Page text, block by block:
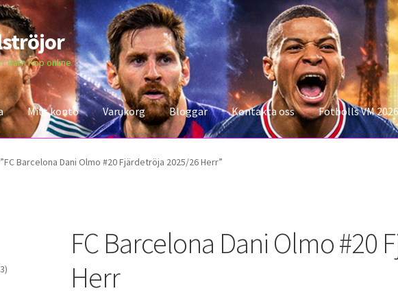
Barn Köp online
Mitt konto Varukorg Bloggar Kontakta oss Fotbolls VM 2026
Kontakta oss Mitt konto StorleksguidenVarukorg
Barcelona Dani Olmo #20 Fjärdetröja 2025/26 Herr”
FC Barcelona Dani Olmo #20
Herr
23